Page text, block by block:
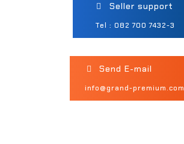
Seller support
Tel : 082 700 7432-3
Send E-mail
info@grand-premium.com